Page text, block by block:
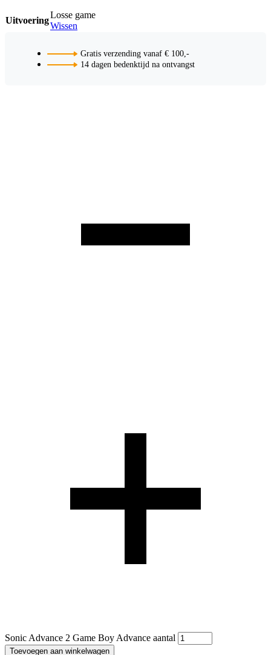
Uitvoering
Losse game
Wissen
Gratis verzending vanaf € 100,-
14 dagen bedenktijd na ontvangst
Sonic Advance 2 Game Boy Advance aantal
Toevoegen aan winkelwagen